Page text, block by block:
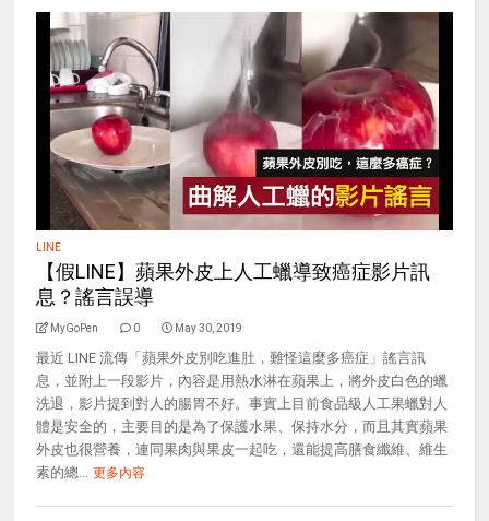
LINE
【假LINE】蘋果外皮上人工蠟導致癌症影片訊
息？謠言誤導
MyGoPen 0 May 30, 2019
最近 LINE 流傳「蘋果外皮別吃進肚，難怪這麼多癌症」謠言訊
息，並附上一段影片，內容是用熱水淋在蘋果上，將外皮白色的蠟
洗退，影片提到對人的腸胃不好。事實上目前食品級人工果蠟對人
體是安全的，主要目的是為了保護水果、保持水分，而且其實蘋果
外皮也很營養，連同果肉與果皮一起吃，還能提高膳食纖維、維生
素的總... 更多內容